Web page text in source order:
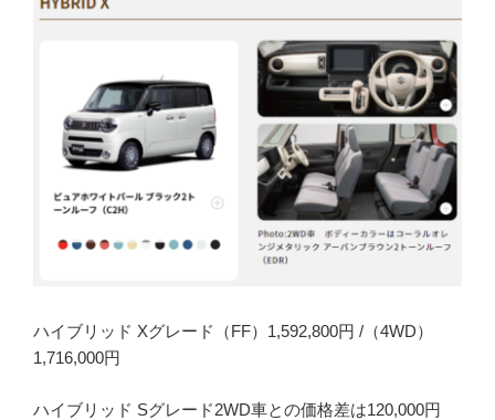
ハイブリッド Xグレード（FF）1,592,800円 /（4WD）
1,716,000円
ハイブリッド Sグレード2WD車との価格差は120,000円